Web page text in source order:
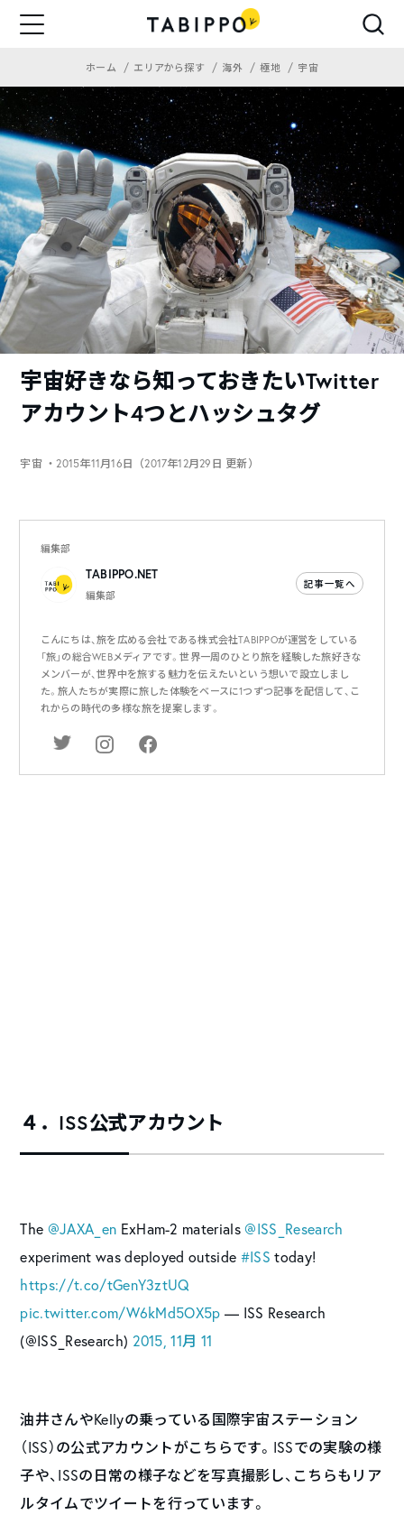
ホーム エリアから探す 海外 極地 宇宙
宇宙好きなら知っておきたいTwitter
アカウント4つとハッシュタグ
宇宙 ・2015年11月16日（2017年12月29日 更新）
編集部
TABIPPO.NET
編集部
記事一覧へ
こんにちは、旅を広める会社である株式会社TABIPPOが運営をしている
「旅」の総合WEBメディアです。世界一周のひとり旅を経験した旅好きな
メンバーが、世界中を旅する魅力を伝えたいという想いで設立しまし
た。旅人たちが実際に旅した体験をベースに1つずつ記事を配信して、こ
れからの時代の多様な旅を提案します。
４．ISS公式アカウント
The @JAXA_en ExHam-2 materials@ISS_Research
experiment was deployed outside #ISS today!
https://t.co/tGenY3ztUQ
pic.twitter.com/W6kMd5OX5p — ISS Research
(@ISS_Research) 2015, 11月 11
油井さんやKellyの乗っている国際宇宙ステーション
（ISS）の公式アカウントがこちらです。ISSでの実験の様
子や、ISSの日常の様子などを写真撮影し、こちらもリア
ルタイムでツイートを行っています。